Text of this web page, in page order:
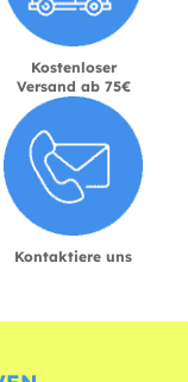
Kostenloser
Versand ab 75€
Kontaktiere uns